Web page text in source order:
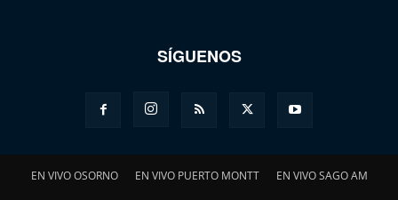
SÍGUENOS
EN VIVO OSORNO EN VIVO PUERTO MONTT EN VIVO SAGO AM